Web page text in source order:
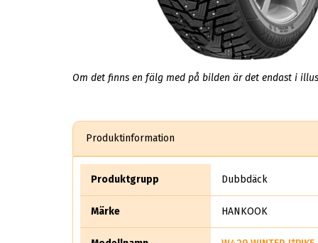
Om det finns en fälg med på bilden är det endast i
Produktinformation
Produktgrupp Dubbdäck
Märke HANKOOK